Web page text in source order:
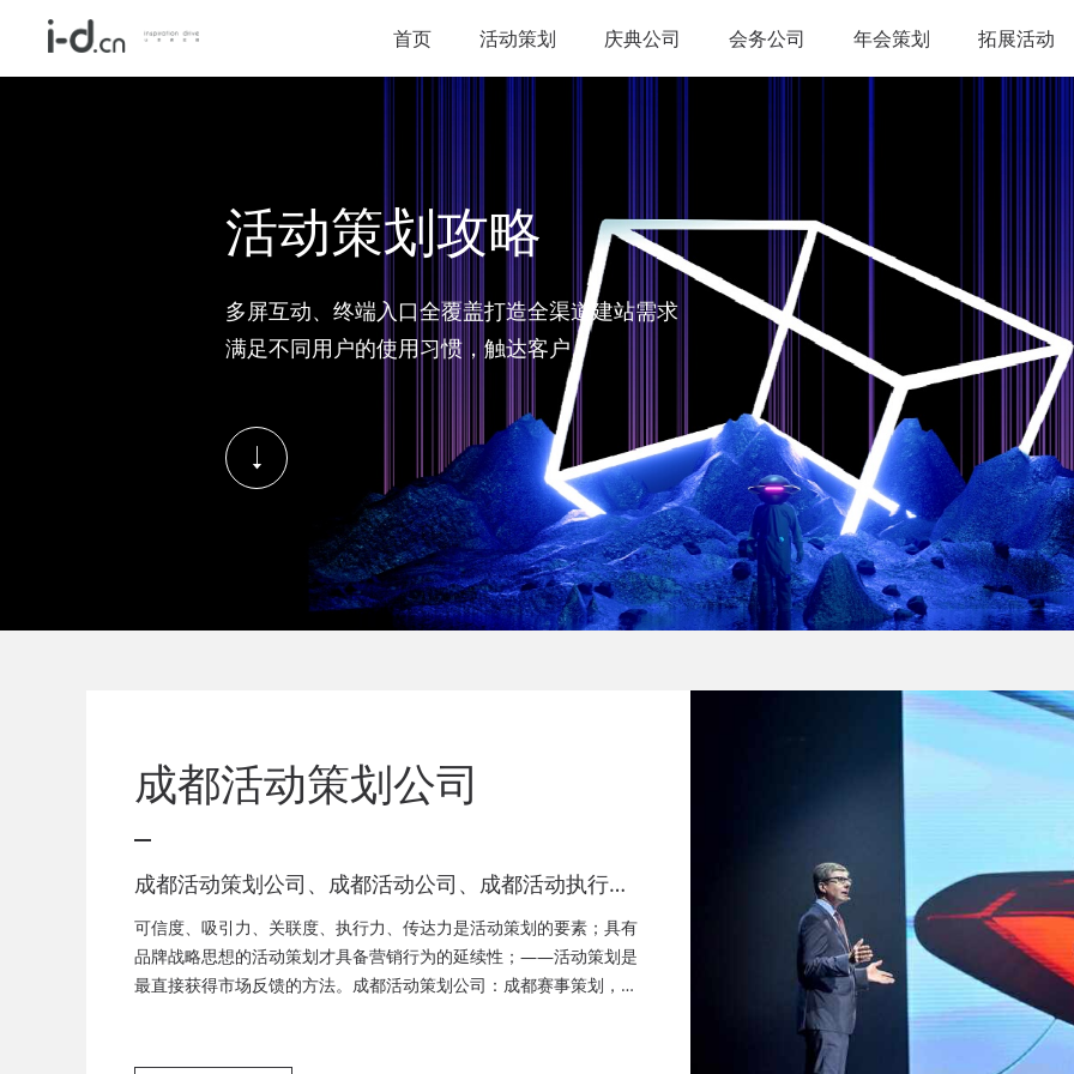
首页 活动策划 庆典公司 会务公司 年会策划 拓展活动
活动策划攻略
多屏互动、终端入口全覆盖打造全渠道建站需求
满足不同用户的使用习惯，触达客户
成都活动策划公司
成都活动策划公司、成都活动公司、成都活动执行公
司、成都庆典活动策划公司、成都发布会策划公司、
成都音乐节策划公司、成都年会活动策划
可信度、吸引力、关联度、执行力、传达力是活动策划的要素；具有
品牌战略思想的活动策划才具备营销行为的延续性；——活动策划是
最直接获得市场反馈的方法。成都活动策划公司：成都赛事策划，成